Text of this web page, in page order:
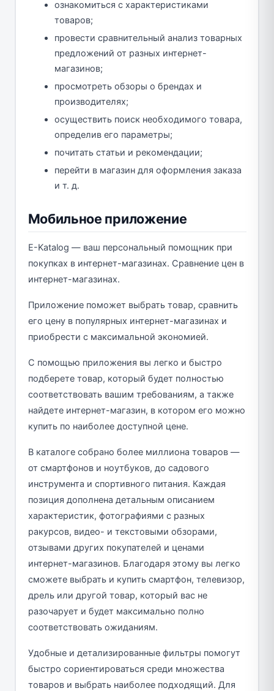
ознакомиться с характеристиками
товаров;
провести сравнительный анализ товарных
предложений от разных интернет-
магазинов;
просмотреть обзоры о брендах и
производителях;
осуществить поиск необходимого товара,
определив его параметры;
почитать статьи и рекомендации;
перейти в магазин для оформления заказа
и т. д.
Мобильное приложение
E-Katalog — ваш персональный помощник при
покупках в интернет-магазинах. Сравнение цен в
интернет-магазинах.
Приложение поможет выбрать товар, сравнить
его цену в популярных интернет-магазинах и
приобрести с максимальной экономией.
С помощью приложения вы легко и быстро
подберете товар, который будет полностью
соответствовать вашим требованиям, а также
найдете интернет-магазин, в котором его можно
купить по наиболее доступной цене.
В каталоге собрано более миллиона товаров —
от смартфонов и ноутбуков, до садового
инструмента и спортивного питания. Каждая
позиция дополнена детальным описанием
характеристик, фотографиями с разных
ракурсов, видео- и текстовыми обзорами,
отзывами других покупателей и ценами
интернет-магазинов. Благодаря этому вы легко
сможете выбрать и купить смартфон, телевизор,
дрель или другой товар, который вас не
разочарует и будет максимально полно
соответствовать ожиданиям.
Удобные и детализированные фильтры помогут
быстро сориентироваться среди множества
товаров и выбрать наиболее подходящий. Для